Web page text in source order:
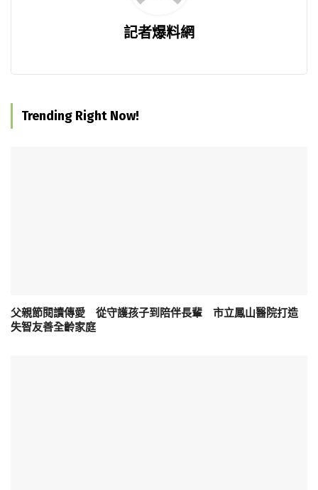
記者爆料網
Trending Right Now!
父親節閱讀傳愛 從守護孩子到陪伴長輩 市立鳳山醫院打造
失智友善全齡家庭